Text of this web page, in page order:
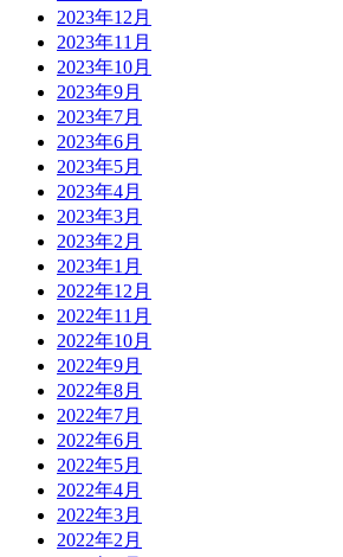
2023年12月
2023年11月
2023年10月
2023年9月
2023年7月
2023年6月
2023年5月
2023年4月
2023年3月
2023年2月
2023年1月
2022年12月
2022年11月
2022年10月
2022年9月
2022年8月
2022年7月
2022年6月
2022年5月
2022年4月
2022年3月
2022年2月